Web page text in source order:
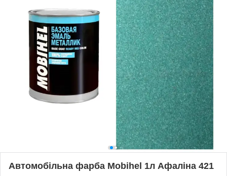
Автомобільна фарба Mobihel 1л Афаліна 421